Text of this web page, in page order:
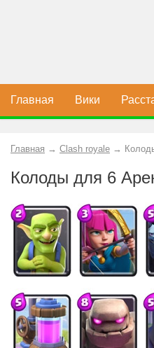
Главная Вики
Главная → Clash royale →
Колоды для 6